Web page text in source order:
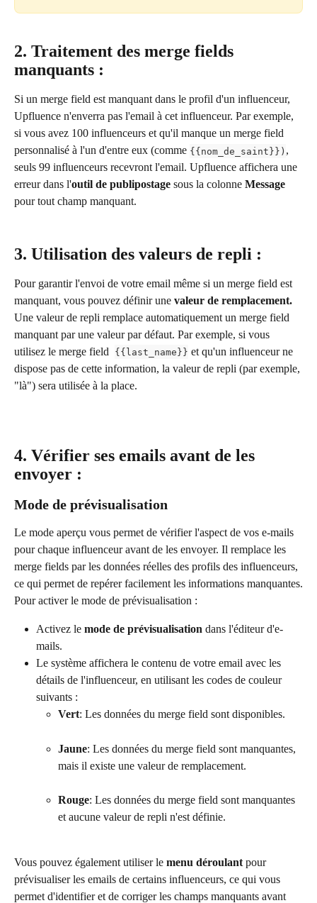
2. Traitement des merge fields
manquants :
Si un merge field est manquant dans le profil d'un influenceur,
Upfluence n'enverra pas l'email à cet influenceur. Par exemple,
si vous avez 100 influenceurs et qu'il manque un merge field
personnalisé à l'un d'entre eux (comme {{nom_de_saint}}) ,
seuls 99 influenceurs recevront l'email. Upfluence affichera une
erreur dans l'outil de publipostage sous la colonne Message
pour tout champ manquant.
3. Utilisation des valeurs de repli :
Pour garantir l'envoi de votre email même si un merge field est
manquant, vous pouvez définir une valeur de remplacement.
Une valeur de repli remplace automatiquement un merge field
manquant par une valeur par défaut. Par exemple, si vous
utilisez le merge field
{{last_name}} et qu'un influenceur ne
dispose pas de cette information, la valeur de repli (par exemple,
"là") sera utilisée à la place.
4. Vérifier ses emails avant de les
envoyer :
Mode de prévisualisation
Le mode aperçu vous permet de vérifier l'aspect de vos e-mails
pour chaque influenceur avant de les envoyer. Il remplace les
merge fields par les données réelles des profils des influenceurs,
ce qui permet de repérer facilement les informations manquantes.
Pour activer le mode de prévisualisation :
Activez le mode de prévisualisation dans l'éditeur d'e-
mails.
Le système affichera le contenu de votre email avec les
détails de l'influenceur, en utilisant les codes de couleur
suivants :
Vert: Les données du merge field sont disponibles.
Jaune: Les données du merge field sont manquantes,
mais il existe une valeur de remplacement.
Rouge: Les données du merge field sont manquantes
et aucune valeur de repli n'est définie.
Vous pouvez également utiliser le menu déroulant pour
prévisualiser les emails de certains influenceurs, ce qui vous
permet d'identifier et de corriger les champs manquants avant